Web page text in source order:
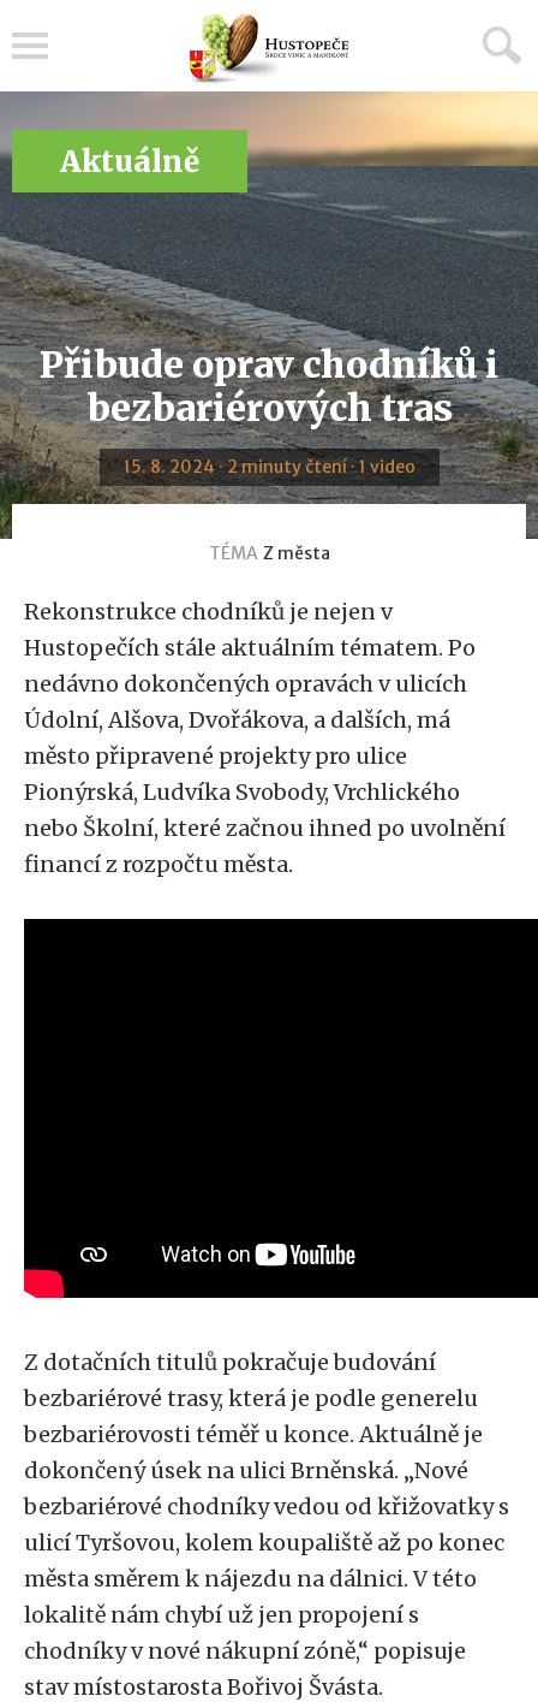
Aktuálně
Přibude oprav chodníků i
bezbariérových tras
15. 8. 2024 · 2 minuty čtení · 1 video
TÉMA Z města
Rekonstrukce chodníků je nejen v
Hustopečích stále aktuálním tématem. Po
nedávno dokončených opravách v ulicích
Údolní, Alšova, Dvořákova, a dalších, má
město připravené projekty pro ulice
Pionýrská, Ludvíka Svobody, Vrchlického
nebo Školní, které začnou ihned po uvolnění
financí z rozpočtu města.
Z dotačních titulů pokračuje budování
bezbariérové trasy, která je podle generelu
bezbariérovosti téměř u konce. Aktuálně je
dokončený úsek na ulici Brněnská. „Nové
bezbariérové chodníky vedou od křižovatky s
ulicí Tyršovou, kolem koupaliště až po konec
města směrem k nájezdu na dálnici. V této
lokalitě nám chybí už jen propojení s
chodníky v nové nákupní zóně,“ popisuje
stav místostarosta Bořivoj Švásta.